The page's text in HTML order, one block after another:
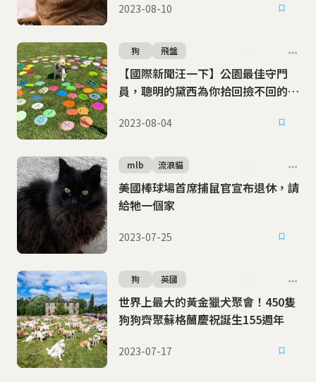
2023-08-10
【國際新聞汪一下】公園最佳守門
員，聰明的黛西為你拾回撿不回的飛
狗 飛盤
2023-08-04
美國棒球場首席捕鼠官宣布退休，請
給牠一個家
mlb 流浪貓
2023-07-25
世界上最大的黃金獵犬聚會！450隻
狗狗齊聚蘇格蘭慶祝誕生155週年
狗 英國
2023-07-17